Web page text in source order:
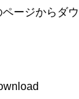
ージからダ